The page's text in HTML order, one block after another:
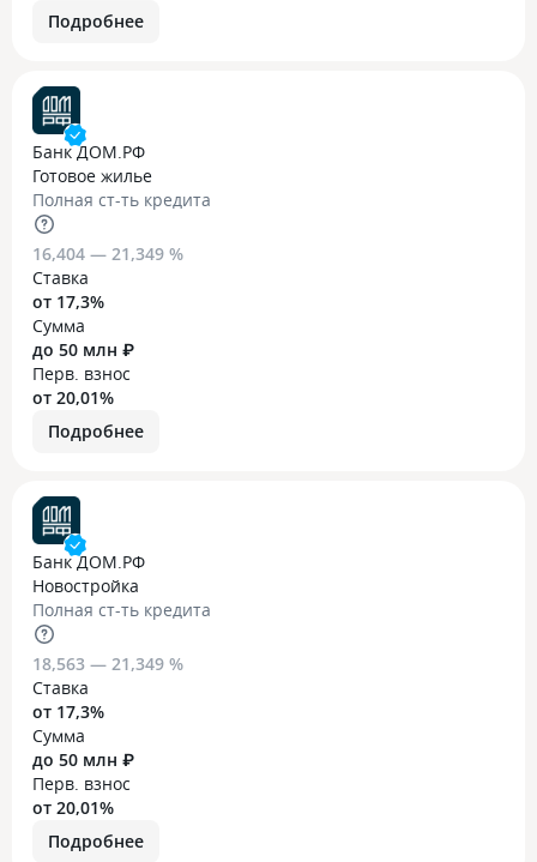
Подробнее
Банк ДОМ.РФ
Готовое жилье
Полная ст-ть кредита
16,404 — 21,349 %
Ставка
от 17,3%
Сумма
до 50 млн ₽
Перв. взнос
от 20,01%
Подробнее
Банк ДОМ.РФ
Новостройка
Полная ст-ть кредита
18,563 — 21,349 %
Ставка
от 17,3%
Сумма
до 50 млн ₽
Перв. взнос
от 20,01%
Подробнее